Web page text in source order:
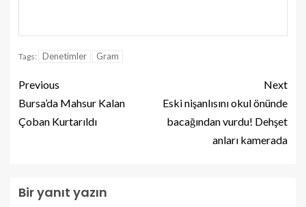
Tags: Denetimler Gram
Previous
Bursa’da Mahsur Kalan
Çoban Kurtarıldı
Next
Eski nişanlısını okul önünde
bacağından vurdu! Dehşet
anları kamerada
Bir yanıt yazın